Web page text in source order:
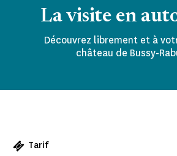
La visite en
Découvrez librement et à
château de Bussy-
Tarif